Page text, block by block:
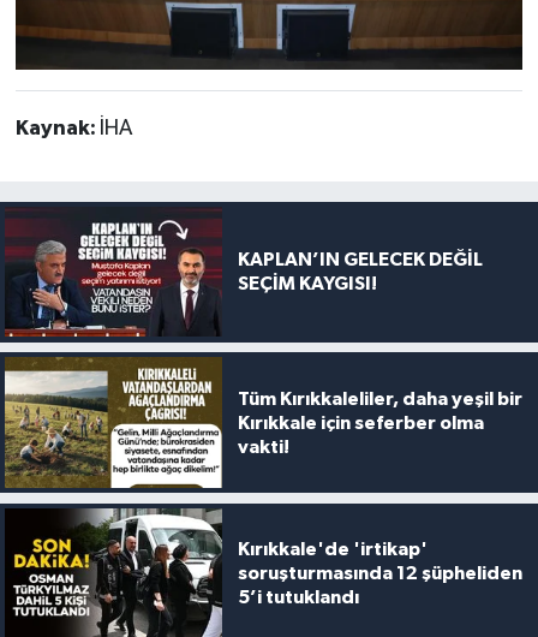
Kaynak: İHA
KAPLAN’IN GELECEK DEĞİL
SEÇİM KAYGISI!
Tüm Kırıkkaleliler, daha yeşil bir
Kırıkkale için seferber olma
vakti!
Kırıkkale'de 'irtikap'
soruşturmasında 12 şüpheliden
5’i tutuklandı